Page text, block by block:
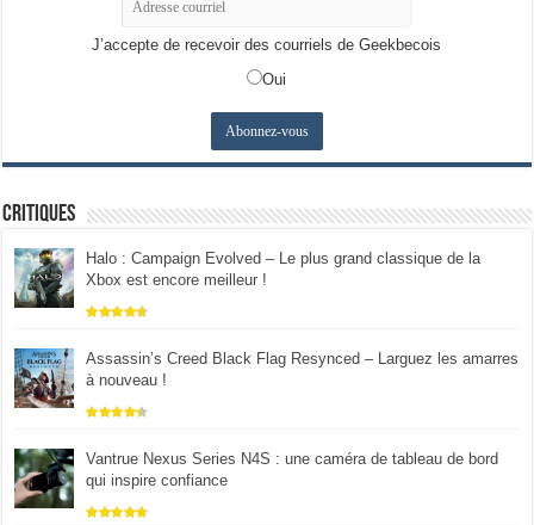
J’accepte de recevoir des courriels de Geekbecois
Oui
Critiques
Halo : Campaign Evolved – Le plus grand classique de la
Xbox est encore meilleur !
Assassin’s Creed Black Flag Resynced – Larguez les amarres
à nouveau !
Vantrue Nexus Series N4S : une caméra de tableau de bord
qui inspire confiance